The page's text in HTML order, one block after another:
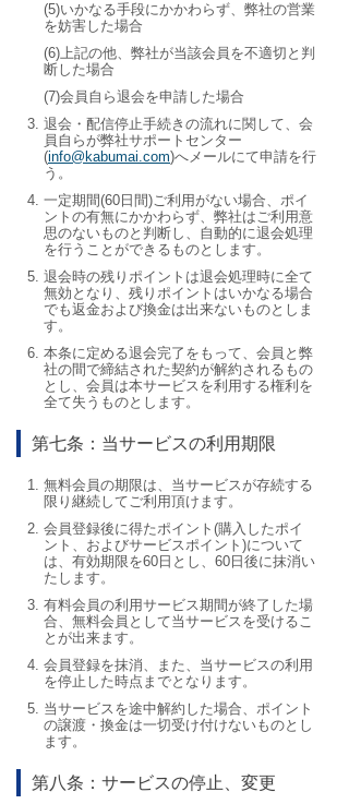
(5)いかなる手段にかかわらず、弊社の営業
を妨害した場合
(6)上記の他、弊社が当該会員を不適切と判
断した場合
(7)会員自ら退会を申請した場合
退会・配信停止手続きの流れに関して、会
員自らが弊社サポートセンター
(info@kabumai.com)へメールにて申請を行
う。
一定期間(60日間)ご利用がない場合、ポイ
ントの有無にかかわらず、弊社はご利用意
思のないものと判断し、自動的に退会処理
を行うことができるものとします。
退会時の残りポイントは退会処理時に全て
無効となり、残りポイントはいかなる場合
でも返金および換金は出来ないものとしま
す。
本条に定める退会完了をもって、会員と弊
社の間で締結された契約が解約されるもの
とし、会員は本サービスを利用する権利を
全て失うものとします。
第七条：当サービスの利用期限
無料会員の期限は、当サービスが存続する
限り継続してご利用頂けます。
会員登録後に得たポイント(購入したポイ
ント、およびサービスポイント)について
は、有効期限を60日とし、60日後に抹消い
たします。
有料会員の利用サービス期間が終了した場
合、無料会員として当サービスを受けるこ
とが出来ます。
会員登録を抹消、また、当サービスの利用
を停止した時点までとなります。
当サービスを途中解約した場合、ポイント
の譲渡・換金は一切受け付けないものとし
ます。
第八条：サービスの停止、変更